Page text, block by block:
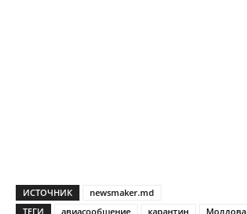
ИСТОЧНИК
newsmaker.md
ТЕГИ
авиасообщение карантин Молдова